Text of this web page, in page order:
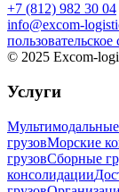
+7 (812) 982 30 04
info@excom-
© 2025 Excom-
Услуги
грузовМорские
грузовСборные
консолидации